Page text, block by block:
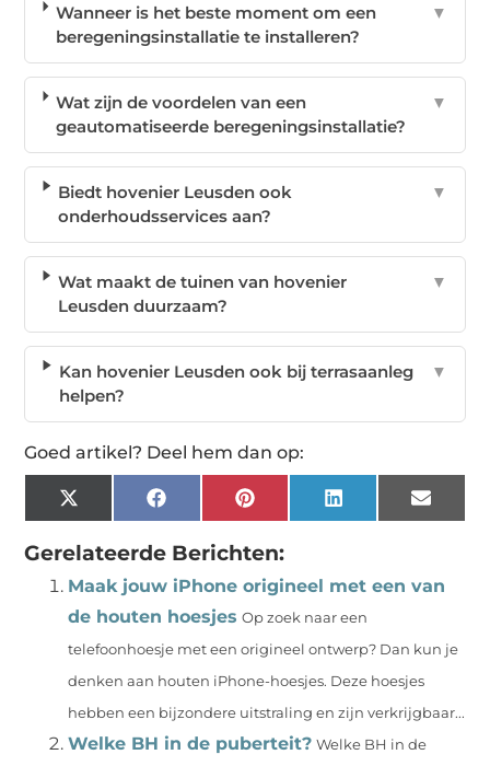
Wanneer is het beste moment om een
beregeningsinstallatie te installeren?
▼
Wat zijn de voordelen van een
geautomatiseerde beregeningsinstallatie?
▼
Biedt hovenier Leusden ook
onderhoudsservices aan?
▼
Wat maakt de tuinen van hovenier
Leusden duurzaam?
▼
Kan hovenier Leusden ook bij terrasaanleg
helpen?
▼
Goed artikel? Deel hem dan op:
X
(Twitter)
FacebookPinterest LinkedIn Email
Gerelateerde Berichten:
Maak jouw iPhone origineel met een van
de houten hoesjes Op zoek naar een
telefoonhoesje met een origineel ontwerp? Dan kun je
denken aan houten iPhone-hoesjes. Deze hoesjes
hebben een bijzondere uitstraling en zijn verkrijgbaar...
Welke BH in de puberteit? Welke BH in de